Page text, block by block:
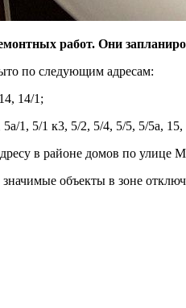
работ. Они
по следующим адресам:
14/1;
1, 5/1 к3, 5/2, 5/4, 5/5, 5/5а, 15,
в районе домов по
объекты в зоне